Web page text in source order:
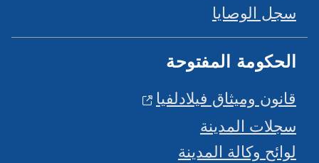
سجل الوصايا
الحكومة المفتوحة
قانون وميثاق فيلادلفيا
سجلات المدينة
لوائح وكالة المدينة